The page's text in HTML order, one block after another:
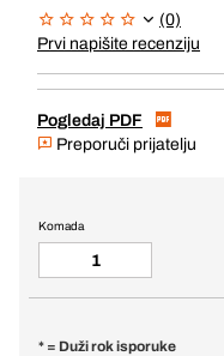
(0)
Prvi napišite recenziju
Pogledaj PDF
Preporuči prijatelju
Komada
* = Duži rok isporuke